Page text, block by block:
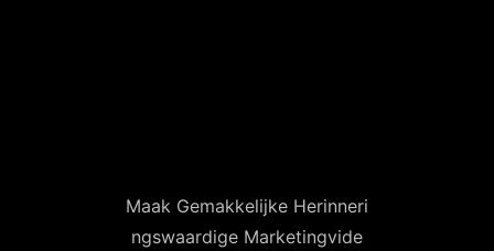
Maak Gemakkelijke Herinneri
ngswaardige Marketingvide